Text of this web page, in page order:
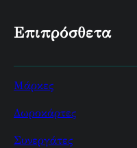
Επιπρόσθετα
Μάρκες
Δωροκάρτες
Συνεργάτες